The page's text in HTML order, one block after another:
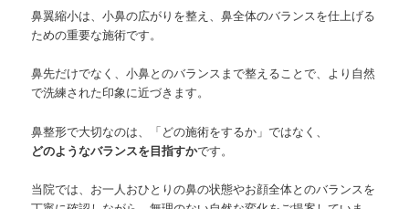
鼻翼縮小は、小鼻の広がりを整え、鼻全体のバランスを仕上げる
ための重要な施術です。
鼻先だけでなく、小鼻とのバランスまで整えることで、より自然
で洗練された印象に近づきます。
鼻整形で大切なのは、「どの施術をするか」ではなく、
どのようなバランスを目指すかです。
当院では、お一人おひとりの鼻の状態やお顔全体とのバランスを